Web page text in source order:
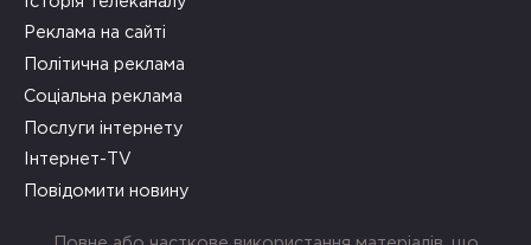
Реклама на сайті
Політична реклама
Соціальна реклама
Послуги інтернету
Інтернет-TV
Повідомити новину